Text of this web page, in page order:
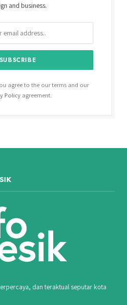
and business.
agree to the our terms and our
Policyagreement.
dan teraktual seputar kota